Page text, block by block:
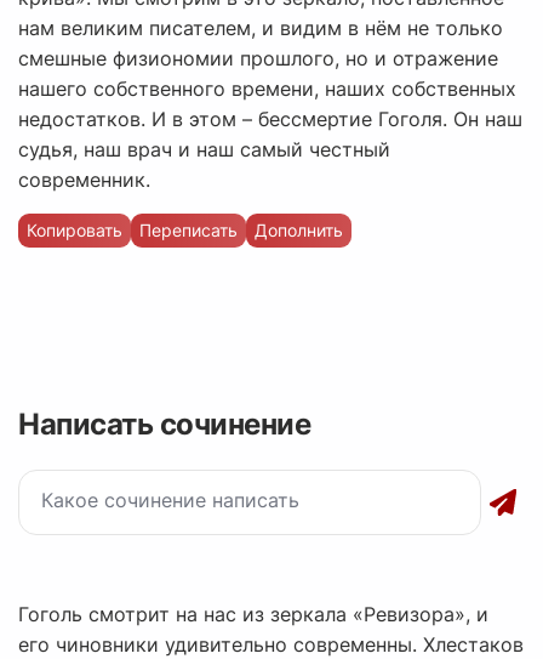
нам великим писателем, и видим в нём не только
смешные физиономии прошлого, но и отражение
нашего собственного времени, наших собственных
недостатков. И в этом – бессмертие Гоголя. Он наш
судья, наш врач и наш самый честный
современник.
Копировать Переписать Дополнить
Написать сочинение
Гоголь смотрит на нас из зеркала «Ревизора», и
его чиновники удивительно современны. Хлестаков